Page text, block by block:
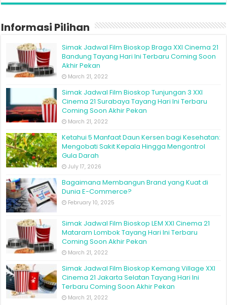
Informasi Pilihan
Simak Jadwal Film Bioskop Braga XXI Cinema 21
Bandung Tayang Hari Ini Terbaru Coming Soon
Akhir Pekan
March 21, 2022
Simak Jadwal Film Bioskop Tunjungan 3 XXI
Cinema 21 Surabaya Tayang Hari Ini Terbaru
Coming Soon Akhir Pekan
March 21, 2022
Ketahui 5 Manfaat Daun Kersen bagi Kesehatan:
Mengobati Sakit Kepala Hingga Mengontrol
Gula Darah
July 17, 2026
Bagaimana Membangun Brand yang Kuat di
Dunia E-Commerce?
February 10, 2025
Simak Jadwal Film Bioskop LEM XXI Cinema 21
Mataram Lombok Tayang Hari Ini Terbaru
Coming Soon Akhir Pekan
March 21, 2022
Simak Jadwal Film Bioskop Kemang Village XXI
Cinema 21 Jakarta Selatan Tayang Hari Ini
Terbaru Coming Soon Akhir Pekan
March 21, 2022